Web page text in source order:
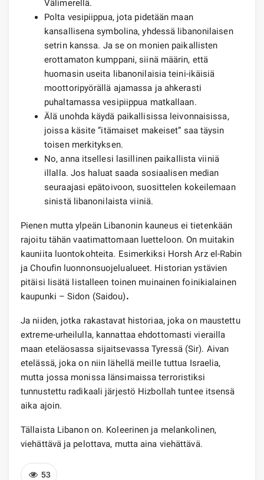
Välimerellä.
Polta vesipiippua, jota pidetään maan
kansallisena symbolina, yhdessä libanonilaisen
setrin kanssa. Ja se on monien paikallisten
erottamaton kumppani, siinä määrin, että
huomasin useita libanonilaisia ​​teini-ikäisiä
moottoripyörällä ajamassa ja ahkerasti
puhaltamassa vesipiippua matkallaan.
Älä unohda käydä paikallisissa leivonnaisissa,
joissa käsite ”itämaiset makeiset” saa täysin
toisen merkityksen.
No, anna itsellesi lasillinen paikallista viiniä
illalla. Jos haluat saada sosiaalisen median
seuraajasi epätoivoon, suosittelen kokeilemaan
sinistä libanonilaista viiniä.
Pienen mutta ylpeän Libanonin kauneus ei tietenkään
rajoitu tähän vaatimattomaan luetteloon. On muitakin
kauniita luontokohteita. Esimerkiksi Horsh Arz el-Rabin
ja Choufin luonnonsuojelualueet. Historian ystävien
pitäisi lisätä listalleen toinen muinainen foinikialainen
kaupunki – Sidon (Saidou).
Ja niiden, jotka rakastavat historiaa, joka on maustettu
extreme-urheilulla, kannattaa ehdottomasti vierailla
maan eteläosassa sijaitsevassa Tyressä (Sir). Aivan
etelässä, joka on niin lähellä meille tuttua Israelia,
mutta jossa monissa länsimaissa terroristiksi
tunnustettu radikaali järjestö Hizbollah tuntee itsensä
aika ajoin.
Tällaista Libanon on. Koleerinen ja melankolinen,
viehättävä ja pelottava, mutta aina viehättävä.
53